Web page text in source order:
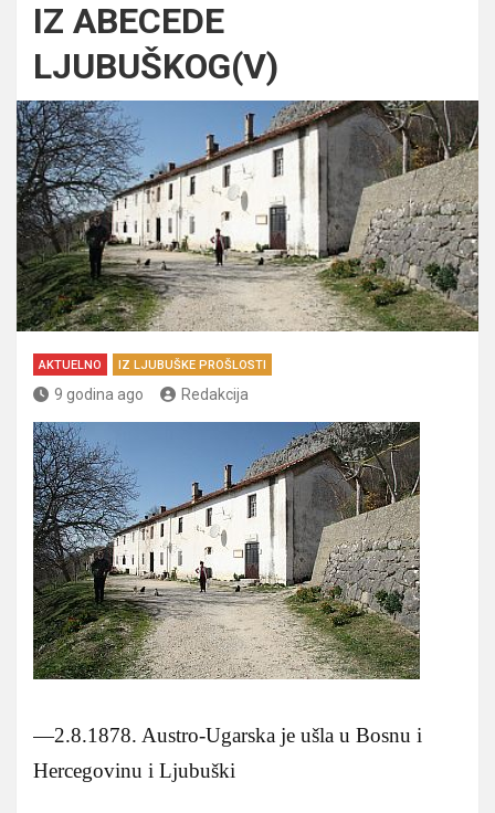
IZ ABECEDE
LJUBUŠKOG(V)
AKTUELNO IZ LJUBUŠKE PROŠLOSTI
9 godina ago Redakcija
—2.8.1878. Austro-Ugarska je ušla u Bosnu i
Hercegovinu i Ljubuški